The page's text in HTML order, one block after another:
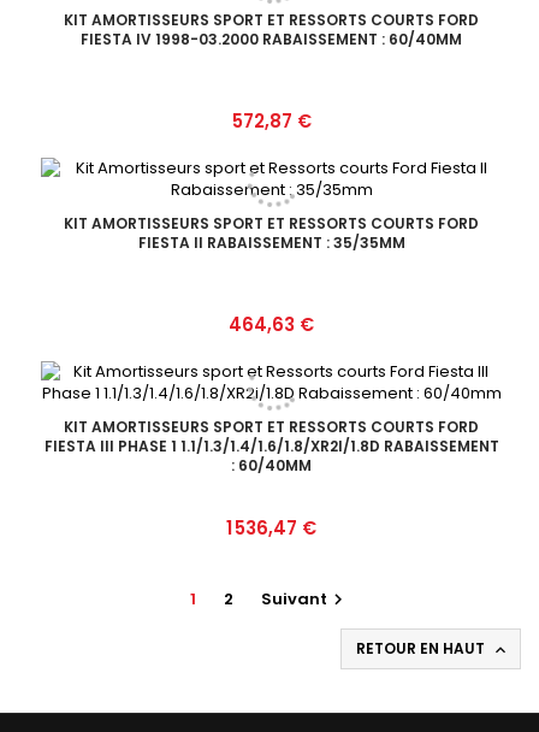
KIT AMORTISSEURS SPORT ET RESSORTS COURTS FORD
FIESTA IV 1998-03.2000 RABAISSEMENT : 60/40MM
Prix
572,87 €
KIT AMORTISSEURS SPORT ET RESSORTS COURTS FORD
FIESTA II RABAISSEMENT : 35/35MM
Prix
464,63 €
KIT AMORTISSEURS SPORT ET RESSORTS COURTS FORD
FIESTA III PHASE 1 1.1/1.3/1.4/1.6/1.8/XR2I/1.8D RABAISSEMENT
: 60/40MM
Prix
1 536,47 €
1 2 Suivant 
RETOUR EN HAUT 